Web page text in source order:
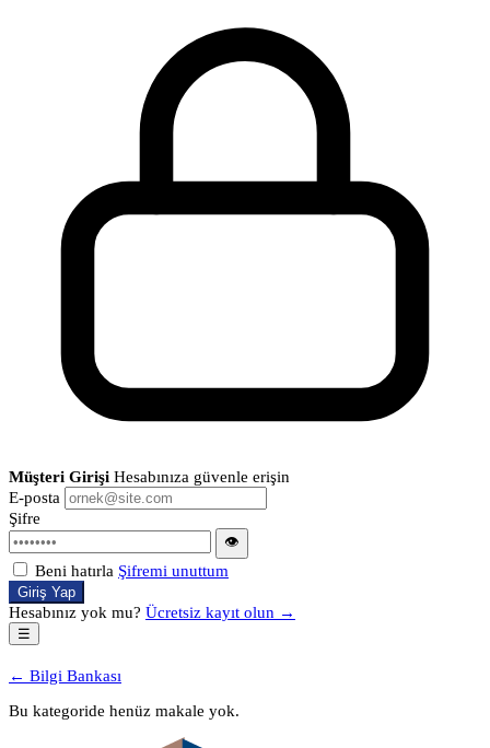
Müşteri Girişi Hesabınıza güvenle erişin
E-posta
Şifre
👁
Beni hatırla Şifremi unuttum
Giriş Yap
Hesabınız yok mu? Ücretsiz kayıt olun →
☰
← Bilgi Bankası
Bu kategoride henüz makale yok.